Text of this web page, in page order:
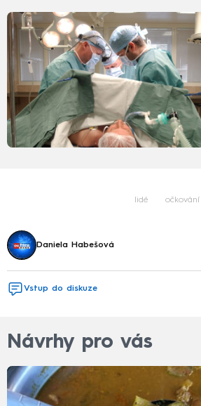
lidé očkování
Daniela Habešová
Vstup do diskuze
Návrhy pro vás